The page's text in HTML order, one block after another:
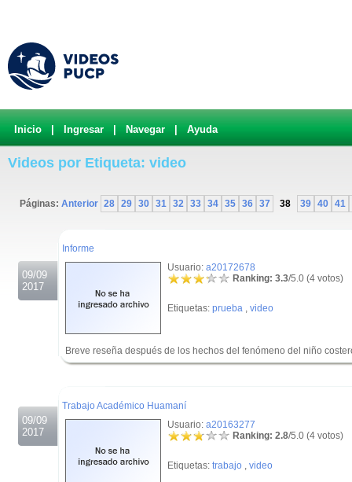
Inicio Ingresar Navegar Ayuda
Videos por Etiqueta: video
Páginas: Anterior 28 29 30 31 32 33 34 35 36 37 38 39 40 41
09/09
2017
Informe
Usuario: a20172678
Ranking: 3.3/5.0 (4 votos)
Etiquetas: prueba , video
Breve reseña después de los hechos del fenómeno del niño
09/09
2017
Trabajo Académico Huamaní
Usuario: a20163277
Ranking: 2.8/5.0 (4 votos)
Etiquetas: trabajo , video